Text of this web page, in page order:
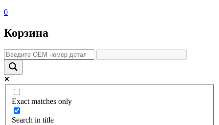
0
Корзина
Exact matches only
Search in title